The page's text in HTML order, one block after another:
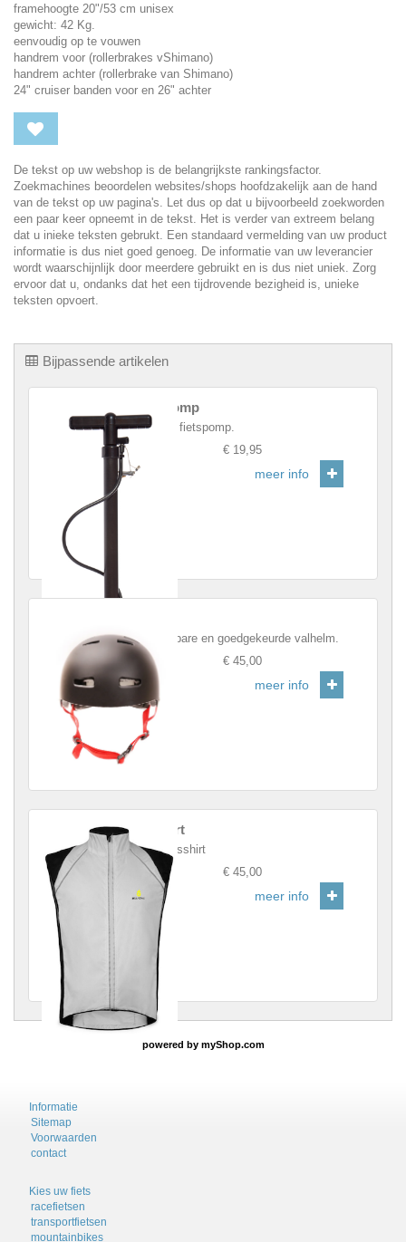
framehoogte 20"/53 cm unisex
gewicht: 42 Kg.
eenvoudig op te vouwen
handrem voor (rollerbrakes vShimano)
handrem achter (rollerbrake van Shimano)
24" cruiser banden voor en 26" achter
De tekst op uw webshop is de belangrijkste rankingsfactor.
Zoekmachines beoordelen websites/shops hoofdzakelijk aan de hand
van de tekst op uw pagina's. Let dus op dat u bijvoorbeeld zoekworden
een paar keer opneemt in de tekst. Het is verder van extreem belang
dat u inieke teksten gebrukt. Een standaard vermelding van uw product
informatie is dus niet goed genoeg. De informatie van uw leverancier
wordt waarschijnlijk door meerdere gebruikt en is dus niet uniek. Zorg
ervoor dat u, ondanks dat het een tijdrovende bezigheid is, unieke
teksten opvoert.
Bijpassende artikelen
Fietspomp
Robuste fietspomp.
€ 19,95
meer info
Betrouwbare en goedgekeurde valhelm.
Prijs
€ 45,00
meer info
Fietshirt
Grijs fietsshirt
Prijs: € 45,00
meer info
powered by myShop.com
Informatie
Sitemap
Voorwaarden
contact
Kies uw fiets
racefietsen
transportfietsen
mountainbikes